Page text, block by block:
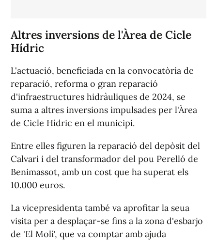
Altres inversions de l'Àrea de Cicle
Hídric
L'actuació, beneficiada en la convocatòria de
reparació, reforma o gran reparació
d'infraestructures hidràuliques de 2024, se
suma a altres inversions impulsades per l'Àrea
de Cicle Hídric en el municipi.
Entre elles figuren la reparació del depòsit del
Calvari i del transformador del pou Perelló de
Benimassot, amb un cost que ha superat els
10.000 euros.
La vicepresidenta també va aprofitar la seua
visita per a desplaçar-se fins a la zona d'esbarjo
de 'El Molí', que va comptar amb ajuda